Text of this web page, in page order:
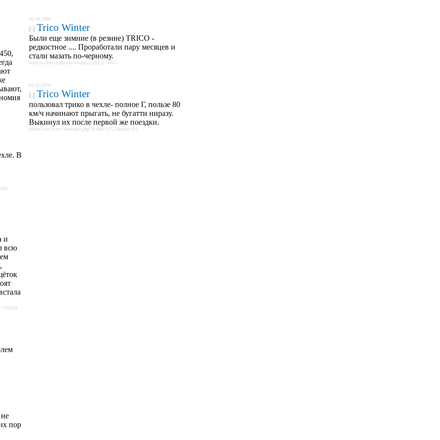
В
и
всю
пор
06.10.2006
[-] Trico Winter
Были еще зимние (в резине) TRICO -
редкостное .... Проработали пару месяцев и
стали мазать по-черному.
avensis-club.ru/forum/viewtopic.php?p=6361
01.01.1970
[-] Trico Winter
пользовал трико в чехле- полное Г, пользе 80
км/ч начинают прыгать, не бугатти ниразу.
Выкинул их после первой же поездки.
forum.avto29.net/viewtopic.php?f=8&t=4221&start=60